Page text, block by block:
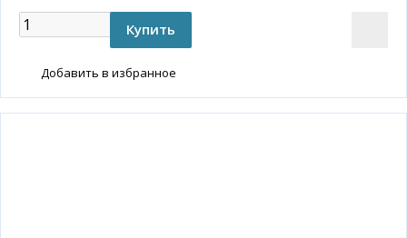
Добавить в избранное